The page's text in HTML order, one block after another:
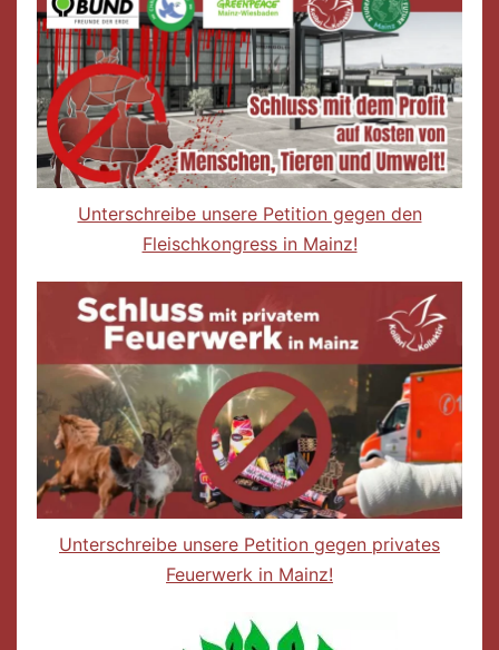
Unterschreibe unsere Petition gegen den
Fleischkongress in Mainz!
Unterschreibe unsere Petition gegen privates
Feuerwerk in Mainz!